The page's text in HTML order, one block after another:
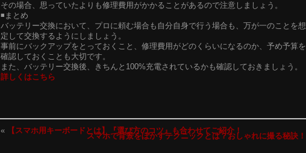
その場合、思っていたよりも修理費用がかかることがあるので注意しましょう。
◾️まとめ
バッテリー交換において、プロに頼む場合も自分自身で行う場合も、万が一のことを想
定して交換するようにしましょう。
事前にバックアップをとっておくこと、修理費用がどのくらいになるのか、予め予算を
確認しておくことも大切です。
また、バッテリー交換後、きちんと100%充電されているかも確認しておきましょう。
詳しくはこちら
« 【スマホ用キーボードとは】『選び方のコツ』も合わせてご紹介！
スマホで背景をぼかすテクニックとは？おしゃれに撮る秘訣！